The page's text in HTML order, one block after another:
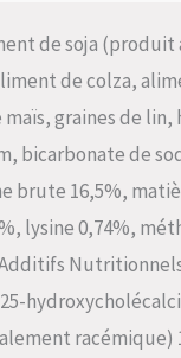
de soja
de colza,
graines de lin,
bicarbonate de
brute 16,5%,
lysine 0,74%,
racémique)